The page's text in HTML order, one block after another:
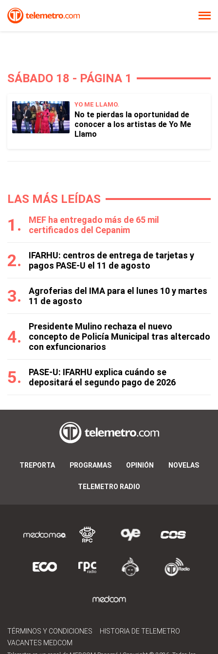
SÁBADO 18 - PÁGINA 1
YO ME LLAMO.
No te pierdas la oportunidad de
conocer a los artistas de Yo Me
Llamo
LAS MÁS LEÍDAS
MEF ha entregado más de 65 mil
certificados del Cepanim
IFARHU: centros de entrega de tarjetas y
pagos PASE-U el 11 de agosto
Agroferias del IMA para el lunes 10 y martes
11 de agosto
Presidente Mulino rechaza el nuevo
concepto de Policía Municipal tras altercado
con exfuncionarios
PASE-U: IFARHU explica cuándo se
depositará el segundo pago de 2026
TREPORTA PROGRAMAS OPINIÓN NOVELAS
TELEMETRO RADIO
TÉRMINOS Y CONDICIONES
HISTORIA DE TELEMETRO
VACANTES MEDCOM